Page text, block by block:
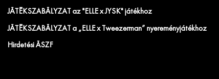
JÁTÉKSZABÁLYZAT az "ELLE x JYSK" játékhoz
JÁTÉKSZABÁLYZAT a „ELLE x Tweezerman” nyereményjátékhoz
Hirdetési ÁSZF